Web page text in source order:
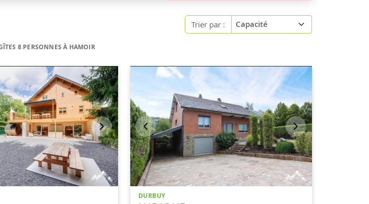
Trier par :
8 PERSONNES À HAMOIR